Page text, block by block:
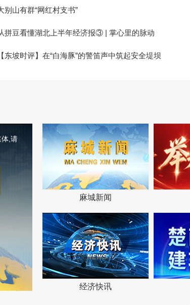
别山有群“网红村支书”
拼豆看懂湖北上半年经济报③ | 掌心里的脉动
东坡时评】在“白海豚”的警笛声中筑起安全堤坝
体,请
麻城新闻
经济快讯